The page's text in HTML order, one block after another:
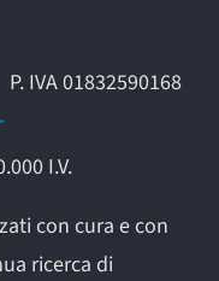
P. IVA 01832590168
I.V.
con cura e con
ricerca di